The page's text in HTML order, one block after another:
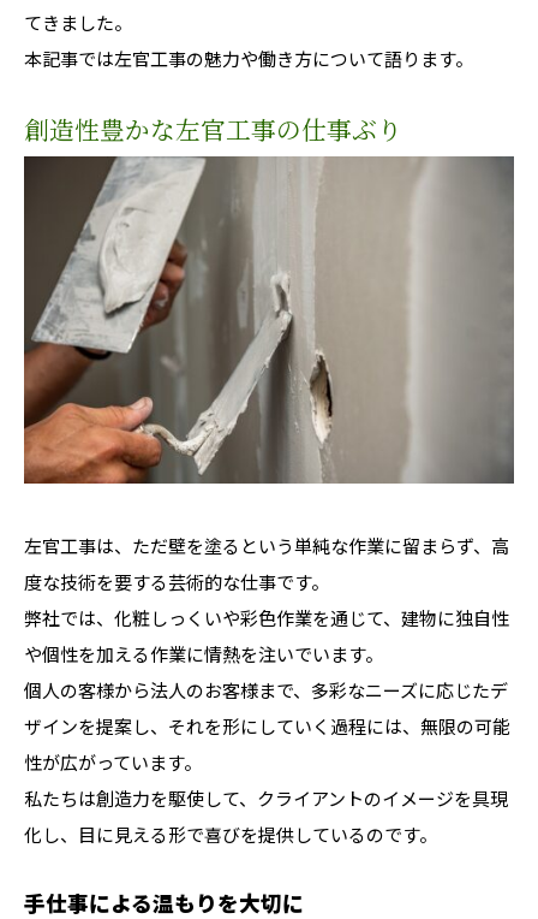
てきました。
本記事では左官工事の魅力や働き方について語ります。
創造性豊かな左官工事の仕事ぶり
左官工事は、ただ壁を塗るという単純な作業に留まらず、高
度な技術を要する芸術的な仕事です。
弊社では、化粧しっくいや彩色作業を通じて、建物に独自性
や個性を加える作業に情熱を注いでいます。
個人の客様から法人のお客様まで、多彩なニーズに応じたデ
ザインを提案し、それを形にしていく過程には、無限の可能
性が広がっています。
私たちは創造力を駆使して、クライアントのイメージを具現
化し、目に見える形で喜びを提供しているのです。
手仕事による温もりを大切に